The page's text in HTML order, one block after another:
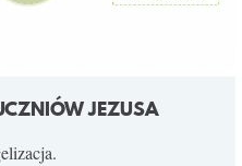
JEZUSA